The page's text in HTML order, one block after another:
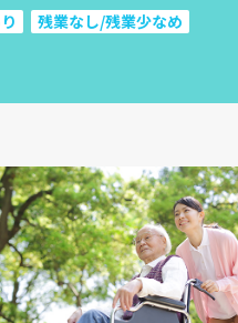
残業なし/残業少なめ